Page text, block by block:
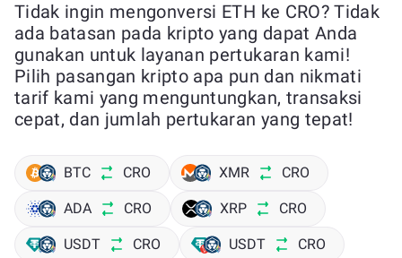
Tidak ingin mengonversi ETH ke CRO? Tidak
ada batasan pada kripto yang dapat Anda
gunakan untuk layanan pertukaran kami!
Pilih pasangan kripto apa pun dan nikmati
tarif kami yang menguntungkan, transaksi
cepat, dan jumlah pertukaran yang tepat!
BTC CRO XMR CRO
ADA CRO XRP CRO
USDT CRO USDT CRO